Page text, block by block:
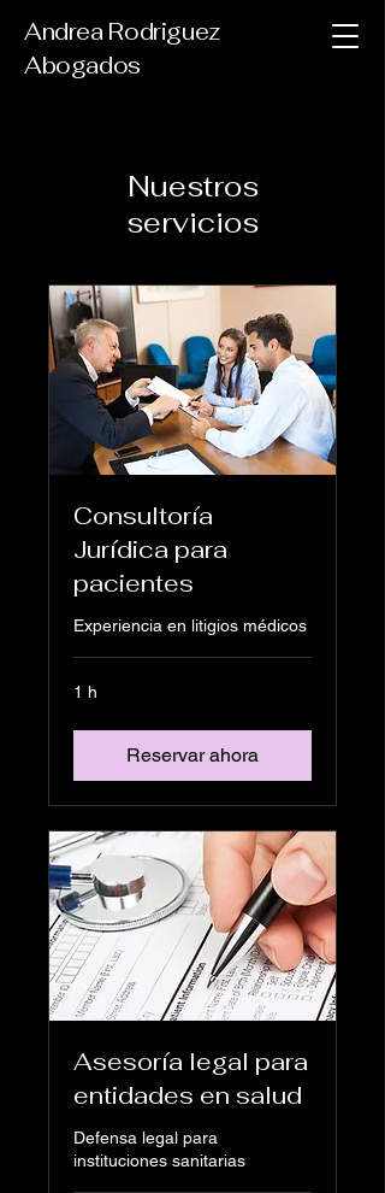
Andrea Rodriguez
Abogados
Nuestros
servicios
Consultoría
Jurídica para
pacientes
Experiencia en litigios médicos
1 h
Reservar ahora
Asesoría legal para
entidades en salud
Defensa legal para
instituciones sanitarias